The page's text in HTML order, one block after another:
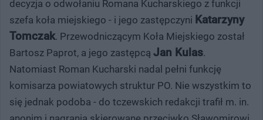
decyzja o odwołaniu Romana Kucharskiego z funkcji
szefa koła miejskiego - i jego zastępczyni Katarzyny
Tomczak. Przewodniczącym Koła Miejskiego został
Bartosz Paprot, a jego zastępcą Jan Kulas.
Natomiast Roman Kucharski nadal pełni funkcję
komisarza powiatowych struktur PO. Nie wszystkim to
się jednak podoba - do tczewskich redakcji trafił m. in.